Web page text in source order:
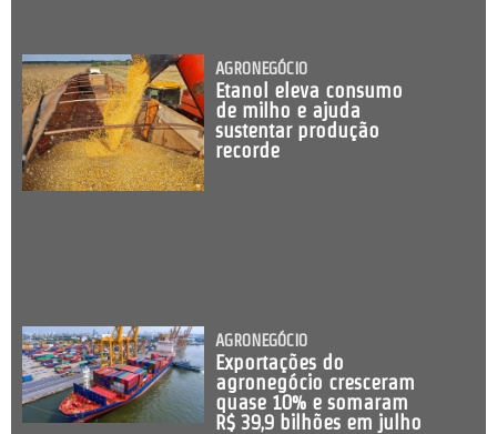
AGRONEGÓCIO
Etanol eleva consumo
de milho e ajuda
sustentar produção
recorde
AGRONEGÓCIO
Exportações do
agronegócio cresceram
quase 10% e somaram
R$ 39,9 bilhões em julho